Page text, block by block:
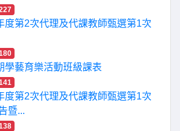
度第2次代理及代課教師甄選第1次
學藝育樂活動班級課表
度第2次代理及代課教師甄選第1次
暨...